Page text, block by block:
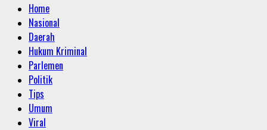
Primary
Menu
Home
Nasional
Daerah
Hukum Kriminal
Parlemen
Politik
Tips
Umum
Viral